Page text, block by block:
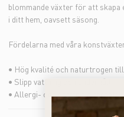
blommande växter för att
i ditt hem, oavsett säsong.
Fördelarna med våra
• Hög kvalité och naturtrogen
• Slipp vattning och underhåll
• Allergi- och doftfria alternativ